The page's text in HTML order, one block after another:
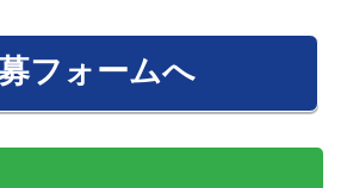
フォームへ